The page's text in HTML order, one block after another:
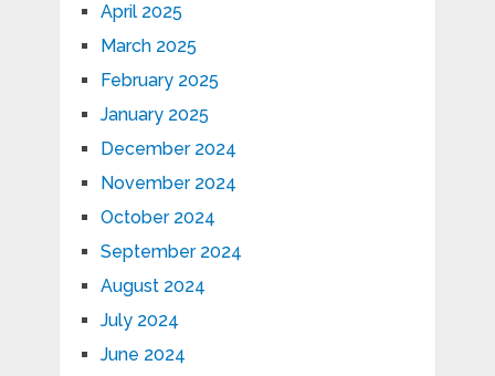
April 2025
March 2025
February 2025
January 2025
December 2024
November 2024
October 2024
September 2024
August 2024
July 2024
June 2024